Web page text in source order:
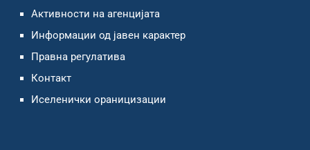
Активности на агенцијата
Информации од јавен карактер
Правна регулатива
Контакт
Иселенички ораницизации